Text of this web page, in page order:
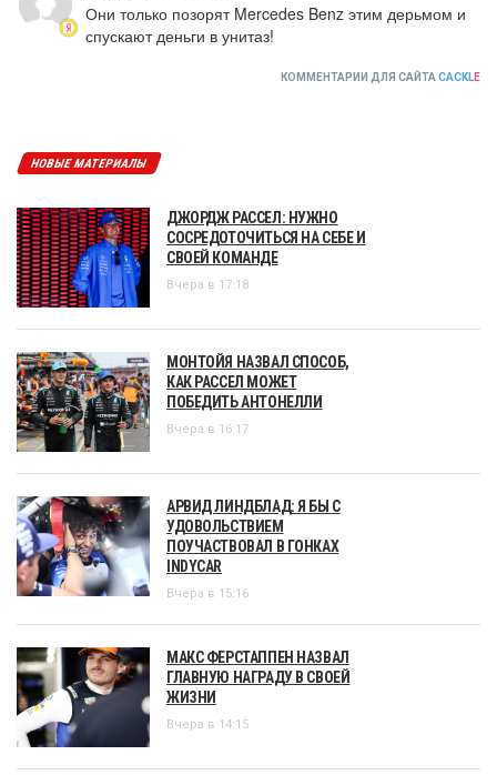
Они только позорят Mercedes Benz этим дерьмом и
спускают деньги в унитаз!
КОММЕНТАРИИ ДЛЯ САЙТА CACKLE
НОВЫЕ МАТЕРИАЛЫ
ДЖОРДЖ РАССЕЛ: НУЖНО
СОСРЕДОТОЧИТЬСЯ НА СЕБЕ И
СВОЕЙ КОМАНДЕ
Вчера в 17:18
МОНТОЙЯ НАЗВАЛ СПОСОБ,
КАК РАССЕЛ МОЖЕТ
ПОБЕДИТЬ АНТОНЕЛЛИ
Вчера в 16:17
АРВИД ЛИНДБЛАД: Я БЫ С
УДОВОЛЬСТВИЕМ
ПОУЧАСТВОВАЛ В ГОНКАХ
INDYCAR
Вчера в 15:16
МАКС ФЕРСТАППЕН НАЗВАЛ
ГЛАВНУЮ НАГРАДУ В СВОЕЙ
ЖИЗНИ
Вчера в 14:15